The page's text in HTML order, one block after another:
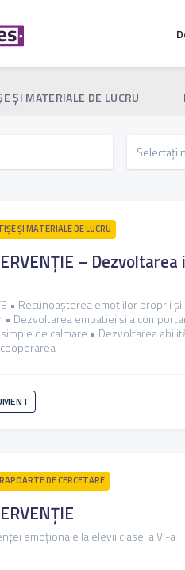
ŞI MATERIALE DE LUCRU
FIŞE ŞI MATERIALE DE LUCRU
–
• Recunoașterea emoțiilor proprii
• Dezvoltarea empatiei și a
de calmare • Dezvoltarea
RAPOARTE DE CERCETARE
emoționale la elevii clasei a VI-a